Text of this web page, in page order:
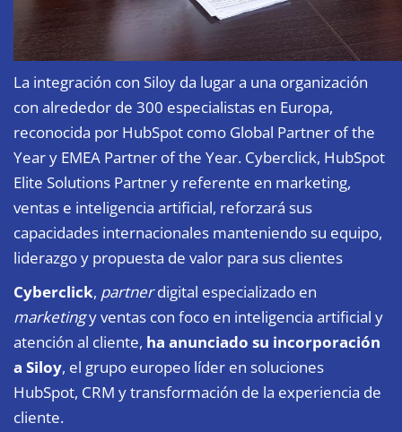
La integración con Siloy da lugar a una organización
con alrededor de 300 especialistas en Europa,
reconocida por HubSpot como Global Partner of the
Year y EMEA Partner of the Year. Cyberclick, HubSpot
Elite Solutions Partner y referente en marketing,
ventas e inteligencia artificial, reforzará sus
capacidades internacionales manteniendo su equipo,
liderazgo y propuesta de valor para sus clientes
Cyberclick, partnerdigital especializado en
marketingy ventas con foco en inteligencia artificial y
atención al cliente, ha anunciado su incorporación
a Siloy, el grupo europeo líder en soluciones
HubSpot, CRM y transformación de la experiencia de
cliente.